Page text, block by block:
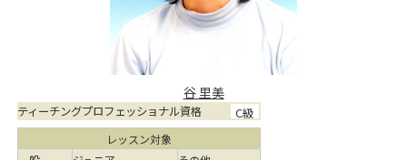
谷 里美
ティーチングプロフェッショナル資格 C級
レッスン対象